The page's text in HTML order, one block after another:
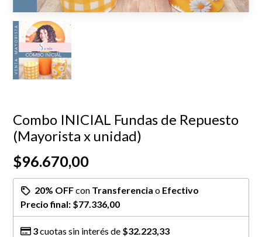
Combo INICIAL Fundas de Repuesto
(Mayorista x unidad)
$96.670,00
20% OFFcon Transferencia o Efectivo
Precio final: $77.336,00
3cuotas sin interés de $32.223,33